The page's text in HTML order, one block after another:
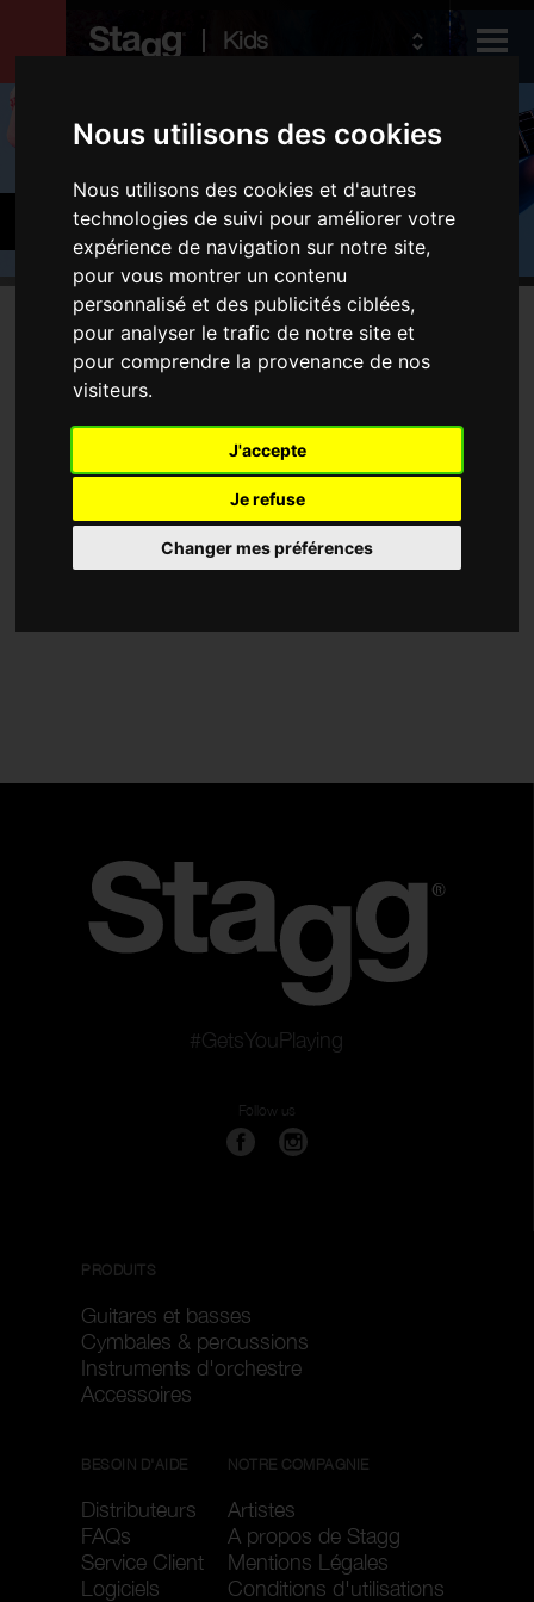
Nous utilisons des cookies
Nous utilisons des cookies et d'autres
technologies de suivi pour améliorer votre
expérience de navigation sur notre site,
pour vous montrer un contenu
personnalisé et des publicités ciblées,
pour analyser le trafic de notre site et
pour comprendre la provenance de nos
visiteurs.
J'accepte
Je refuse
Changer mes préférences
Kids
Audio &
Lighting
Produits
Guitares et basses
Produits
Guitares électriques
Housses et étuis
Amplificateurs
Accordeurs et métronomes
Sangles
Repose-pieds
Tabourets
Câbles instrument
Appliquer les filtres
Aucune produit ne correspond à votre recherche
#GetsYouPlaying
Follow us
PRODUITS
Guitares et basses
Cymbales & percussions
Instruments d'orchestre
Accessoires
BESOIN D'AIDE
Distributeurs
FAQs
Service Client
Logiciels
NOTRE COMPAGNIE
Artistes
A propos de Stagg
Mentions Légales
Conditions d'utilisations